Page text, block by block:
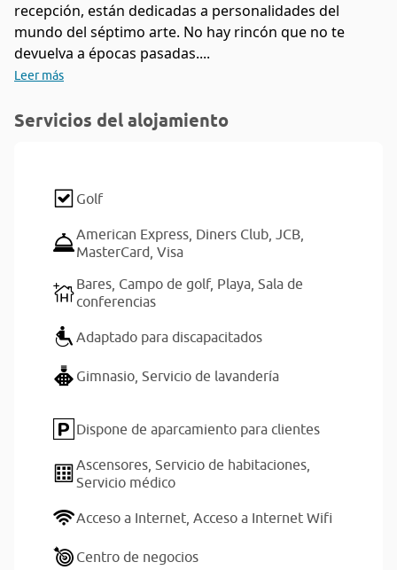
recepción, están dedicadas a personalidades del
mundo del séptimo arte. No hay rincón que no te
devuelva a épocas pasadas....
Leer más
Servicios del alojamiento
Golf
American Express, Diners Club, JCB,
MasterCard, Visa
Bares, Campo de golf, Playa, Sala de
conferencias
Adaptado para discapacitados
Gimnasio, Servicio de lavandería
Dispone de aparcamiento para clientes
Ascensores, Servicio de habitaciones,
Servicio médico
Acceso a Internet, Acceso a Internet Wifi
Centro de negocios